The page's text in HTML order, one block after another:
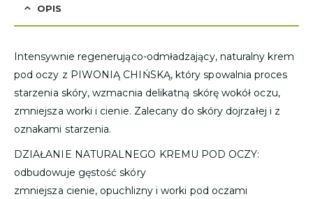
OPIS
Intensywnie regenerująco-odmładzający, naturalny krem
pod oczy z PIWONIĄ CHIŃSKĄ, który spowalnia proces
starzenia skóry, wzmacnia delikatną skórę wokół oczu,
zmniejsza worki i cienie. Zalecany do skóry dojrzałej i z
oznakami starzenia.
DZIAŁANIE NATURALNEGO KREMU POD OCZY:
odbudowuje gęstość skóry
zmniejsza cienie, opuchlizny i worki pod oczami